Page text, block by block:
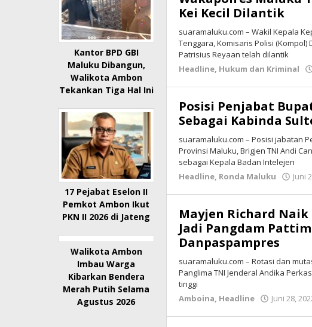
Kantor BPD GBI
Maluku Dibangun,
Walikota Ambon
Tekankan Tiga Hal Ini
17 Pejabat Eselon II
Pemkot Ambon Ikut
PKN II 2026 di Jateng
Walikota Ambon
Imbau Warga
Kibarkan Bendera
Merah Putih Selama
Agustus 2026
Kei Kecil Dilantik
suaramaluku.com – Wakil Kepala
Tenggara, Komisaris Polisi
Patrisius Reyaan telah dilantik
Headline, Hukum dan Kriminal
Posisi Penjabat
Sebagai Kabinda
suaramaluku.com – Posisi jabatan
Provinsi Maluku, Brigjen TNI Andi
sebagai Kepala Badan Intelejen
Headline, Ronda Maluku Juni
Mayjen Richard
Jadi Pangdam
Danpaspampres
suaramaluku.com – Rotasi dan
Panglima TNI Jenderal Andika
tinggi
Amboina, Headline Juni 28,